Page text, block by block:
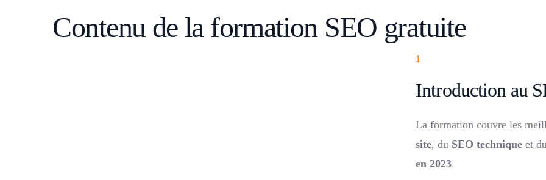
Contenu de la formation SEO gratuite
1
Introduction au
La formation couvre les
site, du SEO technique et
en 2023.